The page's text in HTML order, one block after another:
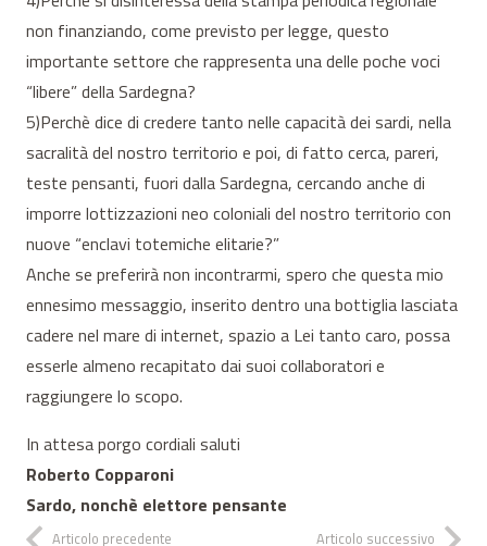
non finanziando, come previsto per legge, questo
importante settore che rappresenta una delle poche voci
“libere” della Sardegna?
5)Perchè dice di credere tanto nelle capacità dei sardi, nella
sacralità del nostro territorio e poi, di fatto cerca, pareri,
teste pensanti, fuori dalla Sardegna, cercando anche di
imporre lottizzazioni neo coloniali del nostro territorio con
nuove “enclavi totemiche elitarie?”
Anche se preferirà non incontrarmi, spero che questa mio
ennesimo messaggio, inserito dentro una bottiglia lasciata
cadere nel mare di internet, spazio a Lei tanto caro, possa
esserle almeno recapitato dai suoi collaboratori e
raggiungere lo scopo.
In attesa porgo cordiali saluti
Roberto Copparoni
Sardo, nonchè elettore pensante
Articolo precedente Articolo successivo